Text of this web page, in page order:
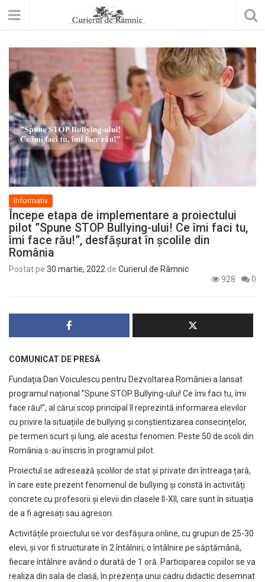
Informativ
Începe etapa de implementare a proiectului
pilot ”Spune STOP Bullying-ului! Ce îmi faci tu,
îmi face rău!”, desfășurat în școlile din
România
Postat pe 30 martie, 2022 de Curierul de Râmnic
928
0
COMUNICAT DE PRESĂ
Fundația Dan Voiculescu pentru Dezvoltarea României a lansat
programul național ”Spune STOP Bullying-ului! Ce îmi faci tu, îmi
face rău!”, al cărui scop principal îl reprezintă informarea elevilor
cu privire la situaţiile de bullying şi conştientizarea consecinţelor,
pe termen scurt şi lung, ale acestui fenomen. Peste 50 de scoli din
România s-au înscris în programul pilot.
Proiectul se adresează şcolilor de stat și private din întreaga țară,
în care este prezent fenomenul de bullying și constă în activităţi
concrete cu profesorii şi elevii din clasele II-XII, care sunt în situaţia
de a fi agresați sau agresori.
Activitățile proiectului se vor desfăşura online, cu grupuri de 25-30
elevi, și vor fi structurate în 2 întâlniri, o întâlnire pe săptămână,
fiecare întâlnire având o durată de 1 oră. Participarea copiilor se va
realiza din sala de clasă, în prezența unui cadru didactic desemnat